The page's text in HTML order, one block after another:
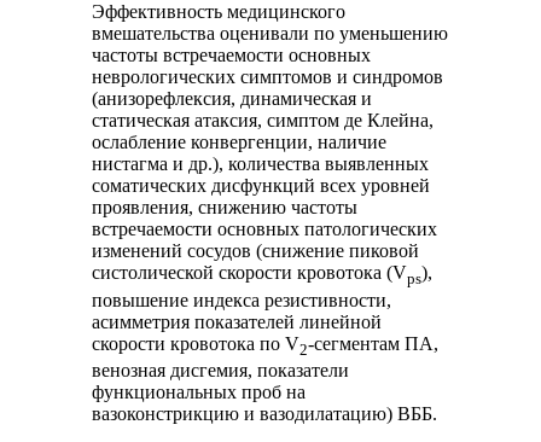
Эффективность медицинского
вмешательства оценивали по уменьшению
частоты встречаемости основных
неврологических симптомов и синдромов
(анизорефлексия, динамическая и
статическая атаксия, симптом де Клейна,
ослабление конвергенции, наличие
нистагма и др.), количества выявленных
соматических дисфункций всех уровней
проявления, снижению частоты
встречаемости основных патологических
изменений сосудов (снижение пиковой
систолической скорости кровотока (Vps),
повышение индекса резистивности,
асимметрия показателей линейной
скорости кровотока по V2-сегментам ПА,
венозная дисгемия, показатели
функциональных проб на
вазоконстрикцию и вазодилатацию) ВББ.